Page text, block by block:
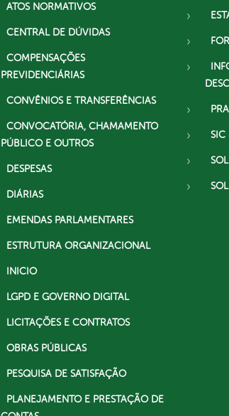
ATOS NORMATIVOS
CENTRAL DE DÚVIDAS
COMPENSAÇÕES
PREVIDENCIÁRIAS
CONVÊNIOS E TRANSFERÊNCIAS
CONVOCATÓRIA, CHAMAMENTO
PÚBLICO E OUTROS
DESPESAS
DIÁRIAS
EMENDAS PARLAMENTARES
ESTRUTURA ORGANIZACIONAL
INICIO
LGPD E GOVERNO DIGITAL
LICITAÇÕES E CONTRATOS
OBRAS PÚBLICAS
PESQUISA DE SATISFAÇÃO
PLANEJAMENTO E PRESTAÇÃO DE
SIC